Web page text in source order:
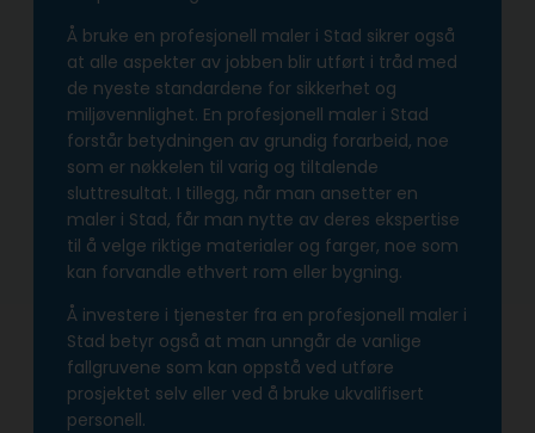
Å bruke en profesjonell maler i Stad sikrer også
at alle aspekter av jobben blir utført i tråd med
de nyeste standardene for sikkerhet og
miljøvennlighet. En profesjonell maler i Stad
forstår betydningen av grundig forarbeid, noe
som er nøkkelen til varig og tiltalende
sluttresultat. I tillegg, når man ansetter en
maler i Stad, får man nytte av deres ekspertise
til å velge riktige materialer og farger, noe som
kan forvandle ethvert rom eller bygning.
Å investere i tjenester fra en profesjonell maler i
Stad betyr også at man unngår de vanlige
fallgruvene som kan oppstå ved utføre
prosjektet selv eller ved å bruke ukvalifisert
personell.